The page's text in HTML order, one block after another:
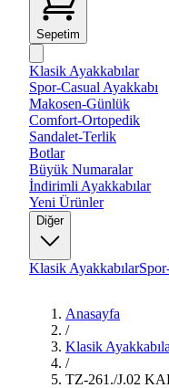
Sepetim
Klasik Ayakkabılar
Spor-Casual Ayakkabı
Makosen-Günlük
Comfort-Ortopedik
Sandalet-Terlik
Botlar
Büyük Numaralar
İndirimli Ayakkabılar
Yeni Ürünler
Diğer
Klasik Ayakkabılar
Anasayfa
/
Klasik
/
TZ-261./J.02